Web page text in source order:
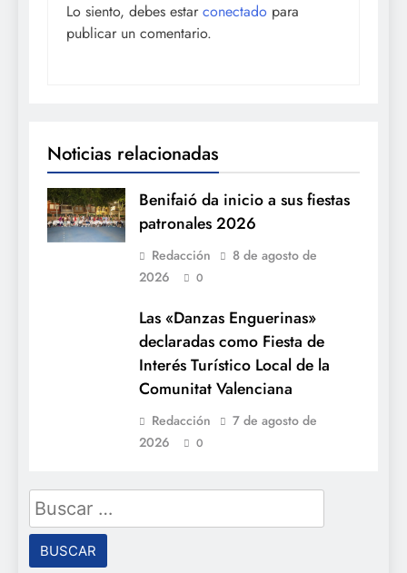
Lo siento, debes estar conectado para
publicar un comentario.
Noticias relacionadas
Benifaió da inicio a sus fiestas
patronales 2026
Redacción
8 de agosto de
2026
0
Las «Danzas Enguerinas»
declaradas como Fiesta de
Interés Turístico Local de la
Comunitat Valenciana
Redacción
7 de agosto de
2026
0
Buscar: